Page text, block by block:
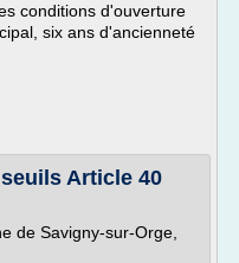
conditions d'ouverture
six ans d'ancienneté
Article 40
de Savigny-sur-Orge,